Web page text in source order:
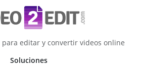
editar y convertir videos online
Soluciones